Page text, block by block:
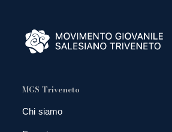
MGS Triveneto
Chi siamo